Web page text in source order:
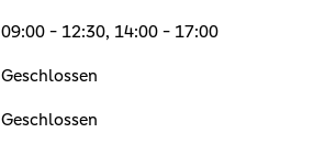
09:00 - 12:30, 14:00 - 17:00
Geschlossen
Geschlossen